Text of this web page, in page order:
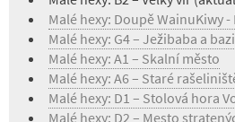
Malé hexy: Doupě WainuKiwy -
Malé hexy: G4 – Ježibaba a
Malé hexy: A1 – Skalní město
Malé hexy: A6 – Staré
Malé hexy: D1 – Stolová hora
Malé hexy: D2 – Mesto